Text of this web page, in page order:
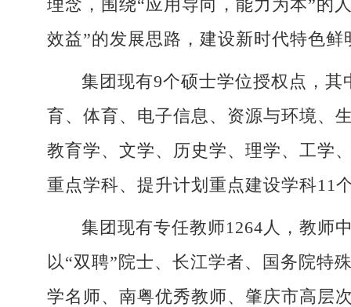
理念，围绕“应用导向，能力为本”的
效益”的发展思路，建设新时代特色
集团现有9个硕士学位授权点，
育、体育、电子信息、资源与环境、
教育学、文学、历史学、理学、工学
重点学科、提升计划重点建设学科11
集团现有专任教师1264人，教师
以“双聘”院士、长江学者、国务院特
学名师、南粤优秀教师、肇庆市高层